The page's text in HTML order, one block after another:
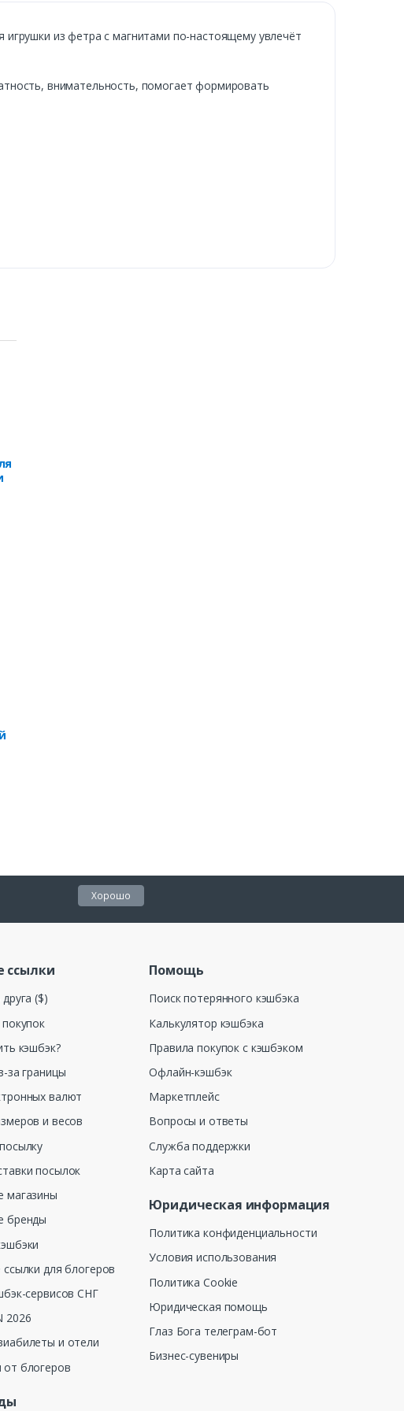
из фетра с магнитами по-настоящему увлечёт
внимательность, помогает формировать
Хорошо
ссылки
($)
кэшбэк?
за границы
валют
и весов
посылок
магазины
бренды
ссылки для блогеров
сервисов СНГ
2026
и отели
блогеров
Помощь
Поиск потерянного кэшбэка
Калькулятор кэшбэка
Правила покупок с кэшбэком
Офлайн-кэшбэк
Маркетплейс
Вопросы и ответы
Служба поддержки
Карта сайта
Юридическая информация
Политика конфиденциальности
Условия использования
Политика Cookie
Юридическая помощь
Глаз Бога телеграм-бот
Бизнес-сувениры